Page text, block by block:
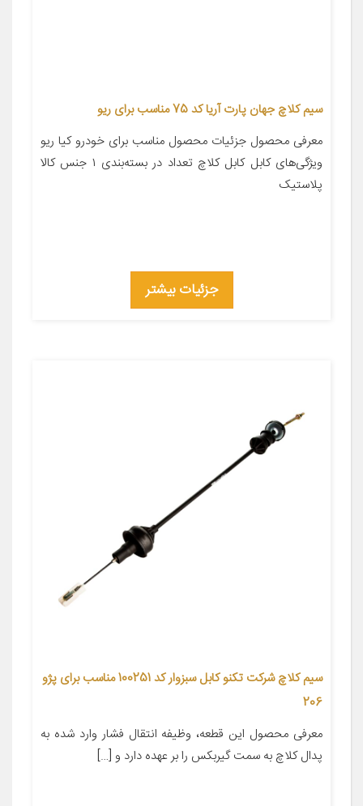
سیم کلاچ جهان پارت آریا کد 75 مناسب برای ریو
معرفی محصول جزئیات محصول مناسب برای خودرو کیا ریو
ویژگی‌های کابل کابل کلاچ تعداد در بسته‌بندی ۱ جنس کالا
پلاستیک
جزئیات بیشتر
سیم کلاچ شرکت تکنو کابل سبزوار کد 100251 مناسب برای پژو
206
معرفی محصول این قطعه، وظیفه انتقال فشار وارد شده به
پدال کلاچ به سمت گیربکس را بر عهده دارد و […]